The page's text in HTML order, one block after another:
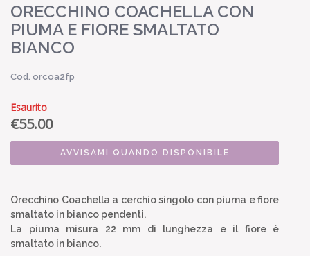
ORECCHINO COACHELLA CON
PIUMA E FIORE SMALTATO
BIANCO
Cod. orcoa2fp
Esaurito
€55.00
AVVISAMI QUANDO DISPONIBILE
Orecchino Coachella a cerchio singolo con piuma e fiore
smaltato in bianco pendenti.
La piuma misura 22 mm di lunghezza e il fiore è
smaltato in bianco.